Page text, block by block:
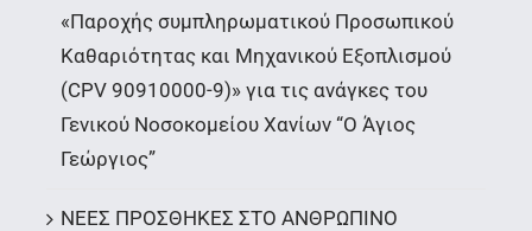
«Παροχής συμπληρωματικού Προσωπικού
Καθαριότητας και Μηχανικού Εξοπλισμού
(CPV 90910000-9)» για τις ανάγκες του
Γενικού Νοσοκομείου Χανίων “Ο Άγιος
Γεώργιος”
ΝΕΕΣ ΠΡΟΣΘΗΚΕΣ ΣΤΟ ΑΝΘΡΩΠΙΝΟ